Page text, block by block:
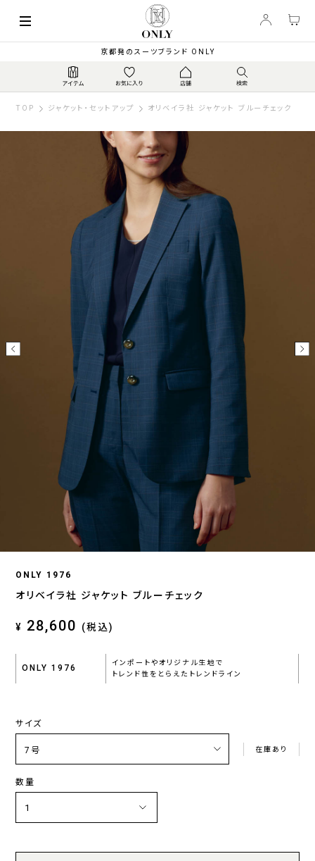
京都発のスーツブランド ONLY
TOP ジャケット・セットアップ オリベイラ社 ジャケット ブルーチェック
ONLY 1976
オリベイラ社 ジャケット ブルーチェック
¥ 28,600 (税込)
ONLY 1976
インポートやオリジナル生地で
トレンド性をとらえたトレンドライン
サイズ
在庫あり
数量